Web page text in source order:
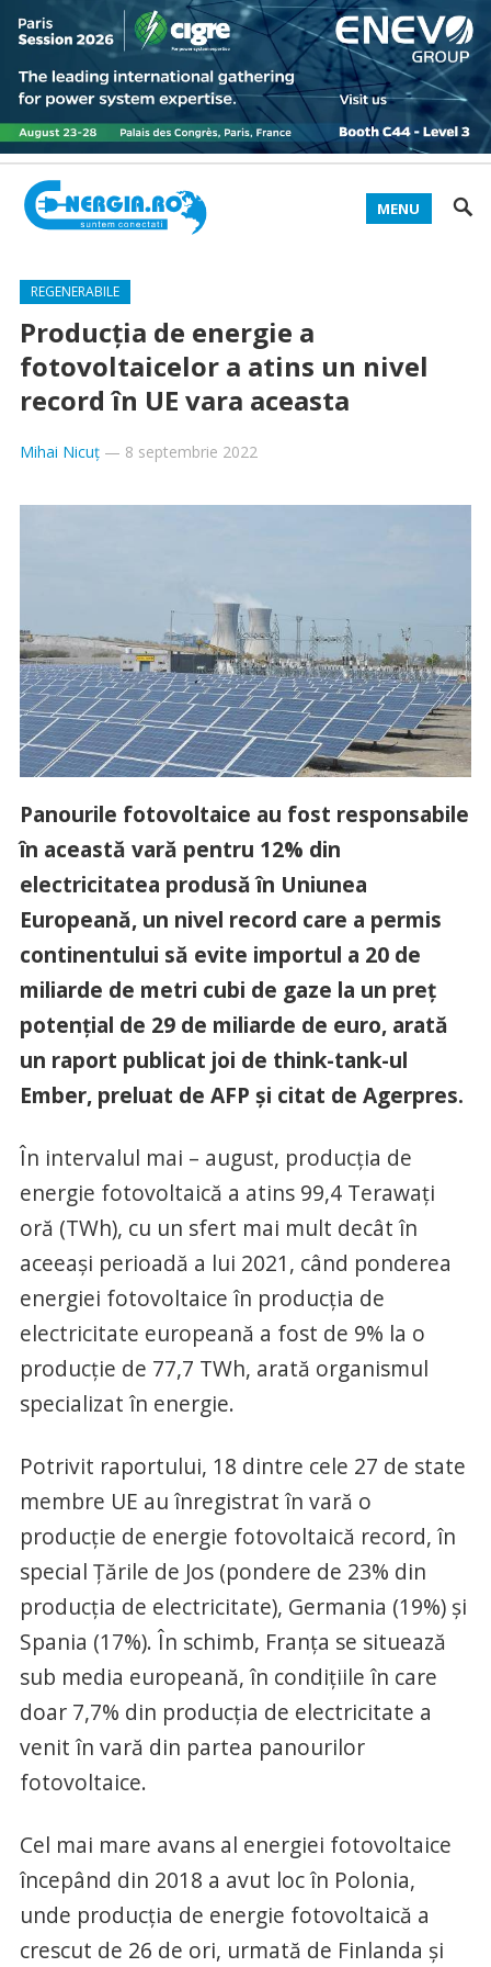
MENU
REGENERABILE
Producția de energie a
fotovoltaicelor a atins un nivel
record în UE vara aceasta
Mihai Nicuț— 8 septembrie 2022
Panourile fotovoltaice au fost responsabile
în această vară pentru 12% din
electricitatea produsă în Uniunea
Europeană, un nivel record care a permis
continentului să evite importul a 20 de
miliarde de metri cubi de gaze la un preţ
potenţial de 29 de miliarde de euro, arată
un raport publicat joi de think-tank-ul
Ember, preluat de AFP și citat de Agerpres.
În intervalul mai – august, producţia de
energie fotovoltaică a atins 99,4 Terawaţi
oră (TWh), cu un sfert mai mult decât în
aceeaşi perioadă a lui 2021, când ponderea
energiei fotovoltaice în producţia de
electricitate europeană a fost de 9% la o
producţie de 77,7 TWh, arată organismul
specializat în energie.
Potrivit raportului, 18 dintre cele 27 de state
membre UE au înregistrat în vară o
producţie de energie fotovoltaică record, în
special Ţările de Jos (pondere de 23% din
producţia de electricitate), Germania (19%) şi
Spania (17%). În schimb, Franţa se situează
sub media europeană, în condiţiile în care
doar 7,7% din producţia de electricitate a
venit în vară din partea panourilor
fotovoltaice.
Cel mai mare avans al energiei fotovoltaice
începând din 2018 a avut loc în Polonia,
unde producţia de energie fotovoltaică a
crescut de 26 de ori, urmată de Finlanda şi